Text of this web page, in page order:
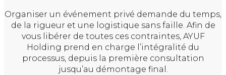
Organiser un événement privé demande du temps,
de la rigueur et une logistique sans faille. Afin de
vous libérer de toutes ces contraintes, AYUF
Holding prend en charge l’intégralité du
processus, depuis la première consultation
jusqu’au démontage final.